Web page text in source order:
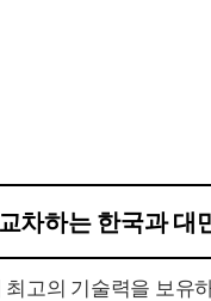
차하는 한국과 대
고의 기술력을 보유